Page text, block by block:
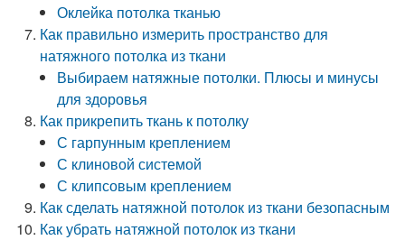
Оклейка потолка тканью
Как правильно измерить пространство для
натяжного потолка из ткани
Выбираем натяжные потолки. Плюсы и минусы
для здоровья
Как прикрепить ткань к потолку
С гарпунным креплением
С клиновой системой
С клипсовым креплением
Как сделать натяжной потолок из ткани безопасным
Как убрать натяжной потолок из ткани